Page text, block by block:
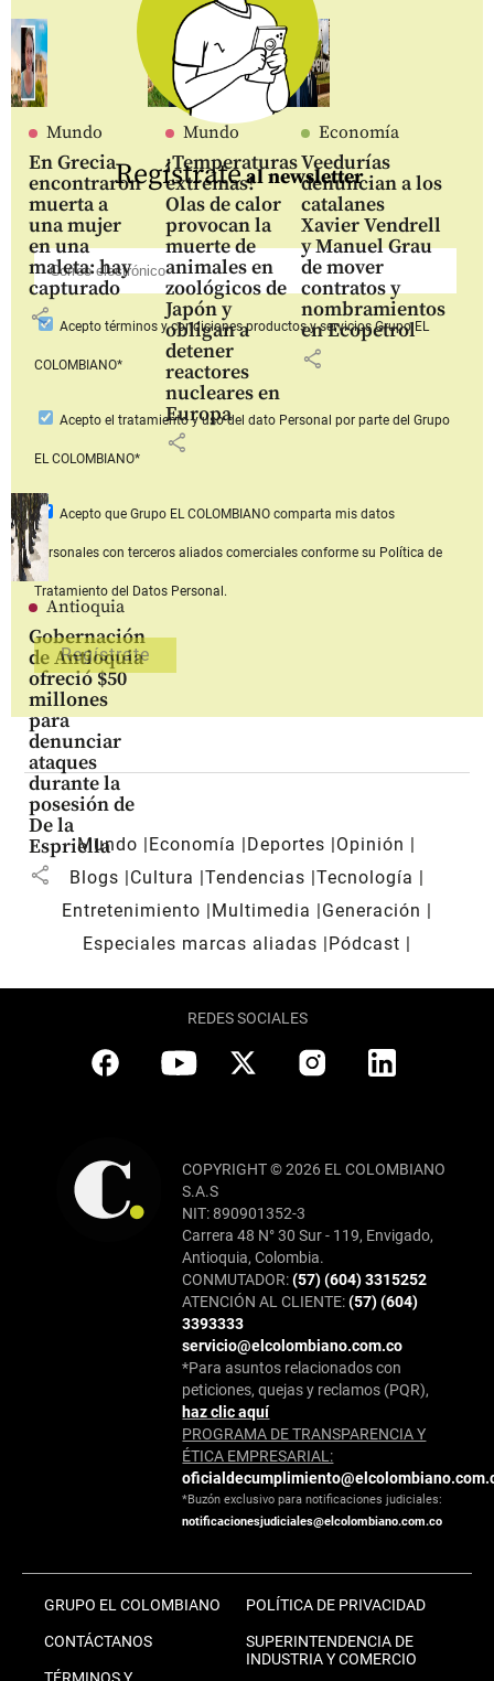
Mundo
En Grecia
encontraron
muerta a
una mujer
en una
maleta: hay
capturado
share
Mundo
¡Temperaturas
extremas!
Olas de calor
provocan la
muerte de
animales en
zoológicos de
Japón y
obligan a
detener
reactores
nucleares en
Europa
share
Economía
Veedurías
denuncian a los
catalanes
Xavier Vendrell
y Manuel Grau
de mover
contratos y
nombramientos
en Ecopetrol
share
Antioquia
Gobernación
de Antioquia
ofreció $50
millones
para
denunciar
ataques
durante la
posesión de
De la
Espriella
share
Regístrateal newsletter
Aceptotérminos y condiciones productos y serviciosGrupo EL
COLOMBIANO*
Acepto el tratamiento y uso del dato Personal por parte del Grupo
EL COLOMBIANO*
Acepto que Grupo EL COLOMBIANOcomparta mis datos
personales con terceros aliados comerciales conforme su Política de
Tratamiento del Datos Personal.
Mundo Economía Deportes
Opinión
Blogs
Cultura Tendencias Tecnología
Entretenimiento
Multimedia
Generación
Especiales marcas aliadas
Pódcast
REDES SOCIALES
COPYRIGHT © 2026 EL COLOMBIANO
S.A.S
NIT: 890901352-3
Carrera 48 N° 30 Sur - 119, Envigado,
Antioquia, Colombia.
CONMUTADOR:(57) (604) 3315252
ATENCIÓN AL CLIENTE:(57) (604)
3393333
servicio@elcolombiano.com.co
*Para asuntos relacionados con
peticiones, quejas y reclamos (PQR),
haz clic aquí
PROGRAMA DE TRANSPARENCIA Y
ÉTICA EMPRESARIAL:
*Buzón exclusivo para notificaciones judiciales:
notificacionesjudiciales@elcolombiano.com.co
GRUPO EL COLOMBIANO
CONTÁCTANOS
TÉRMINOS Y
POLÍTICA DE PRIVACIDAD
SUPERINTENDENCIA DE
INDUSTRIA Y COMERCIO